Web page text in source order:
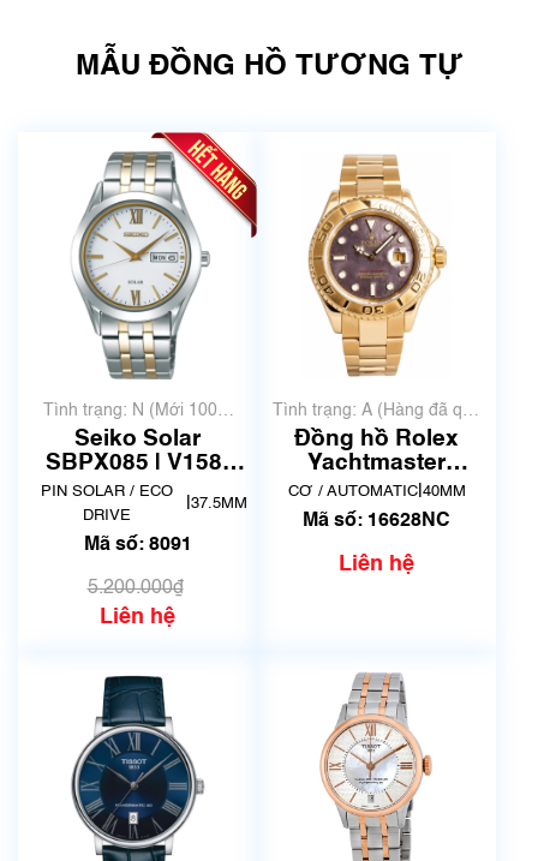
MẪU ĐỒNG HỒ TƯƠNG TỰ
Tình trạng: N (Mới 100%
chưa qua sử dụng)
Seiko Solar
SBPX085 | V158-
0BA0 | Size 37.5mm
| Mã số 8091
PIN SOLAR / ECO
DRIVE
37.5MM
Mã số: 8091
5.200.000₫
Liên hệ
Tình trạng: A (Hàng đã qua
sử dụng nhưng rất đẹp,
không có xước)
Đồng hồ Rolex
Yachtmaster
16628NC
CƠ / AUTOMATIC| 40MM
Mã số: 16628NC
Liên hệ